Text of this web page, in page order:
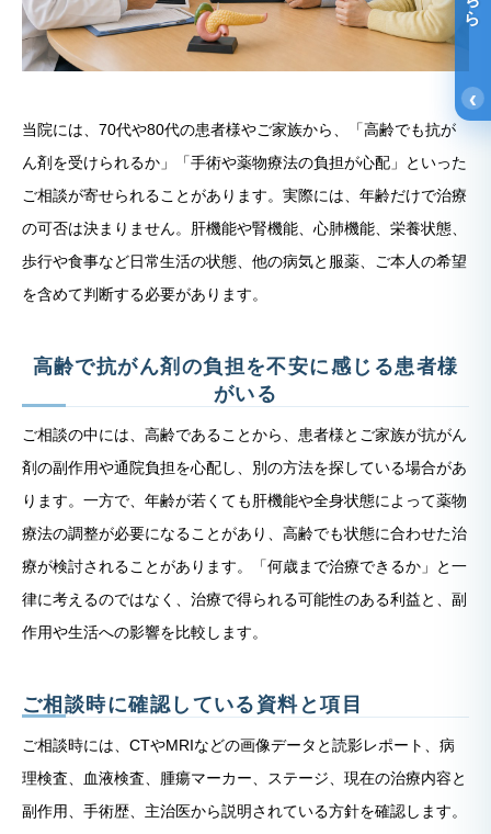
当院には、70代や80代の患者様やご家族から、「高齢でも抗が
ん剤を受けられるか」「手術や薬物療法の負担が心配」といった
ご相談が寄せられることがあります。実際には、年齢だけで治療
の可否は決まりません。肝機能や腎機能、心肺機能、栄養状態、
歩行や食事など日常生活の状態、他の病気と服薬、ご本人の希望
を含めて判断する必要があります。
高齢で抗がん剤の負担を不安に感じる患者様
がいる
ご相談の中には、高齢であることから、患者様とご家族が抗がん
剤の副作用や通院負担を心配し、別の方法を探している場合があ
ります。一方で、年齢が若くても肝機能や全身状態によって薬物
療法の調整が必要になることがあり、高齢でも状態に合わせた治
療が検討されることがあります。「何歳まで治療できるか」と一
律に考えるのではなく、治療で得られる可能性のある利益と、副
作用や生活への影響を比較します。
ご相談時に確認している資料と項目
ご相談時には、CTやMRIなどの画像データと読影レポート、病
理検査、血液検査、腫瘍マーカー、ステージ、現在の治療内容と
副作用、手術歴、主治医から説明されている方針を確認します。
‹